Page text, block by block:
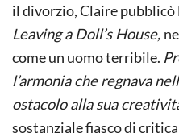
il divorzio, Claire
Leaving a Doll’s House,
come un uomo terribile.
l’armonia che regnava
ostacolo alla sua
sostanziale fiasco di